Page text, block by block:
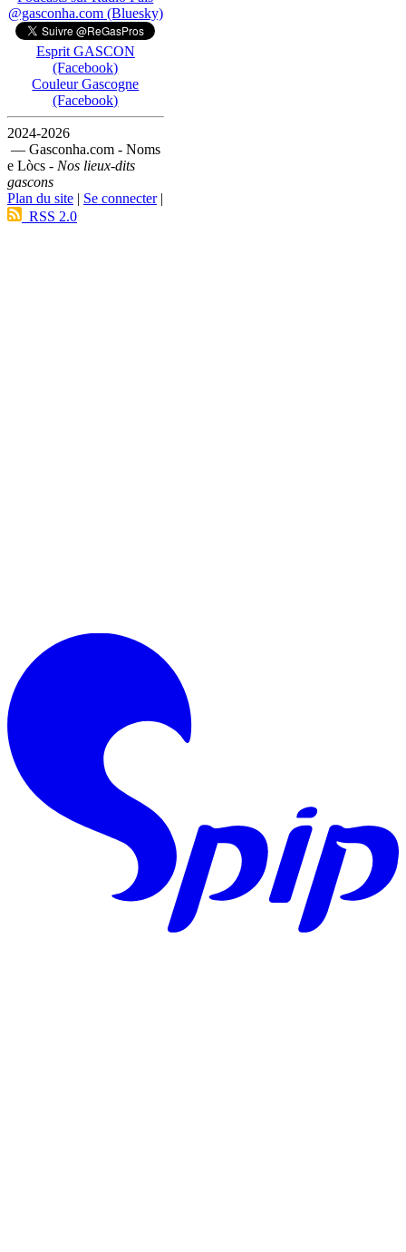
@gasconha.com (Bluesky)
Esprit GASCON
(Facebook)
Couleur Gascogne
(Facebook)
2024-2026
— Gasconha.com - Noms
e Lòcs - Nos lieux-dits
gascons
Plan du site | Se connecter|
RSS 2.0